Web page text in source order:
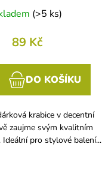
(>5 ks)
89 Kč
DO KOŠÍKU
krabice v decentní
zaujme svým kvalitním
Ideální pro stylové balení...